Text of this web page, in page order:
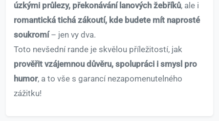
úzkými průlezy, překonávání lanových žebříků, ale i
romantická tichá zákoutí, kde budete mít naprosté
soukromí– jen vy dva.
Toto nevšední rande je skvělou příležitostí, jak
prověřit vzájemnou důvěru, spolupráci i smysl pro
humor, a to vše s garancí nezapomenutelného
zážitku!